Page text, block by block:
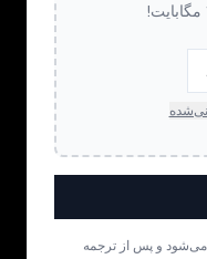
و پس از ترجمه